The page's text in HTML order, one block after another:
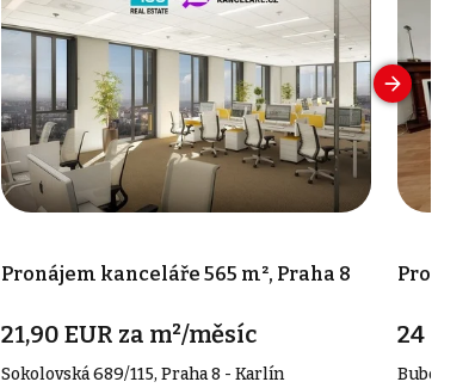
Pronájem kanceláře 565 m², Praha 8
21,90 EUR za m²/měsíc
Sokolovská 689/115, Praha 8 - Karlín
24